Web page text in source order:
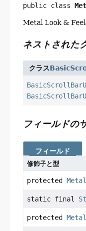
public class
Metal Look & Feel
ネストされた
クラス
フィールドの
フィールド
修飾子と型
protected
static final
protected